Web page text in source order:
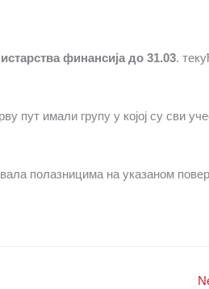
финансија до 31.03.
пут имали групу у којој су сви
полазницима на указаном